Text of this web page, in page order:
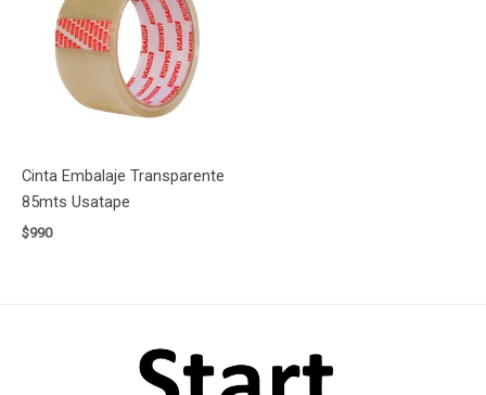
Cinta Embalaje Transparente
85mts Usatape
$990